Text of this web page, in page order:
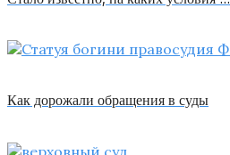
Как дорожали обращения в суды